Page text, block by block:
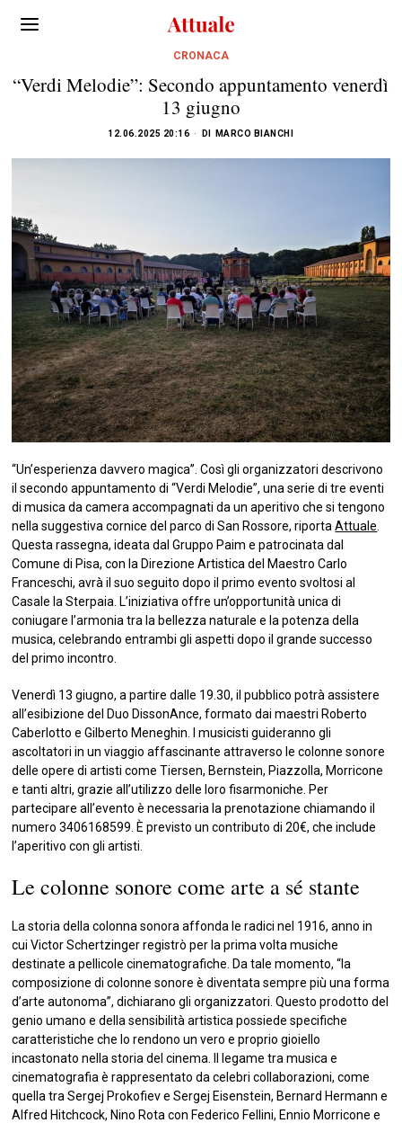
CRONACA
“Verdi Melodie”: Secondo appuntamento venerdì
13 giugno
12.06.2025 20:16 DI MARCO BIANCHI
“Un’esperienza davvero magica”. Così gli organizzatori descrivono
il secondo appuntamento di “Verdi Melodie”, una serie di tre eventi
di musica da camera accompagnati da un aperitivo che si tengono
nella suggestiva cornice del parco di San Rossore, riportaAttuale
Questa rassegna, ideata dal Gruppo Paim e patrocinata dal
Comune di Pisa, con la Direzione Artistica del Maestro Carlo
Franceschi, avrà il suo seguito dopo il primo evento svoltosi al
Casale la Sterpaia. L’iniziativa offre un’opportunità unica di
coniugare l’armonia tra la bellezza naturale e la potenza della
musica, celebrando entrambi gli aspetti dopo il grande successo
del primo incontro.
Venerdì 13 giugno, a partire dalle 19.30, il pubblico potrà assistere
all’esibizione del Duo DissonAnce, formato dai maestri Roberto
Caberlotto e Gilberto Meneghin. I musicisti guideranno gli
ascoltatori in un viaggio affascinante attraverso le colonne sonore
delle opere di artisti come Tiersen, Bernstein, Piazzolla, Morricone
e tanti altri, grazie all’utilizzo delle loro fisarmoniche. Per
partecipare all’evento è necessaria la prenotazione chiamando il
numero 3406168599. È previsto un contributo di 20€, che include
l’aperitivo con gli artisti.
Le colonne sonore come arte a sé stante
La storia della colonna sonora affonda le radici nel 1916, anno in
cui Victor Schertzinger registrò per la prima volta musiche
destinate a pellicole cinematografiche. Da tale momento, “la
composizione di colonne sonore è diventata sempre più una forma
d’arte autonoma”, dichiarano gli organizzatori. Questo prodotto del
genio umano e della sensibilità artistica possiede specifiche
caratteristiche che lo rendono un vero e proprio gioiello
incastonato nella storia del cinema. Il legame tra musica e
cinematografia è rappresentato da celebri collaborazioni, come
quella tra Sergej Prokofiev e Sergej Eisenstein, Bernard Hermann e
Alfred Hitchcock, Nino Rota con Federico Fellini, Ennio Morricone e